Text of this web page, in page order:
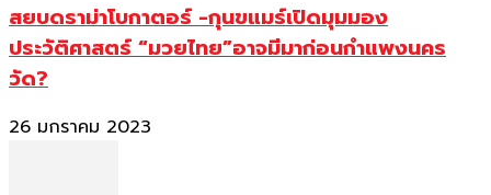
สยบดราม่าโบกาตอร์ -กุนขแมร์เปิดมุมมอง
ประวัติศาสตร์ “มวยไทย”อาจมีมาก่อนกำแพงนคร
วัด?
26 มกราคม 2023